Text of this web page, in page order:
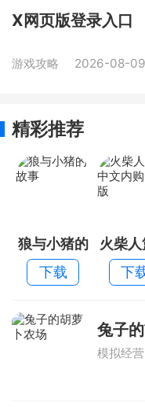
X网页版登录入口
游戏攻略 2026-08-09
精彩推荐
狼与小猪的
故事
下载
火柴
中文内
费
下
兔子
模拟经营